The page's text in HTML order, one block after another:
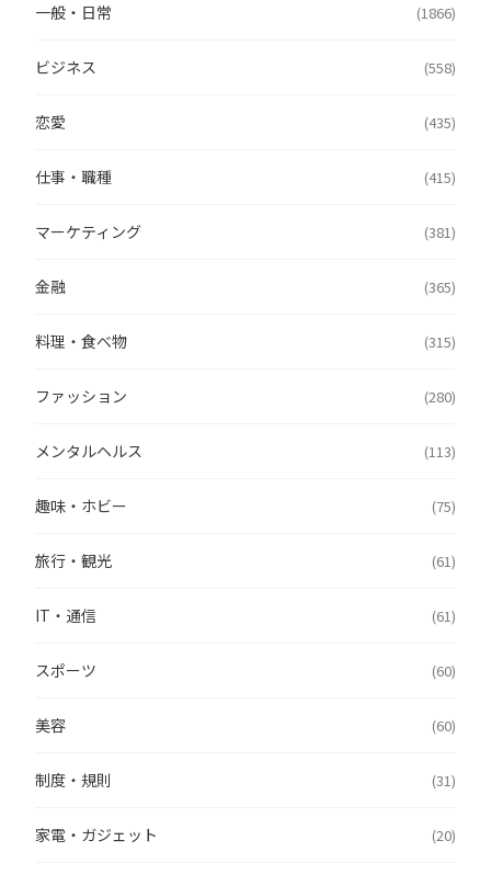
一般・日常
(1866)
ビジネス (558)
恋愛 (435)
仕事・職種 (415)
マーケティング (381)
金融 (365)
料理・食べ物 (315)
ファッション (280)
メンタルヘルス (113)
趣味・ホビー (75)
旅行・観光 (61)
IT・通信 (61)
スポーツ (60)
美容 (60)
制度・規則 (31)
家電・ガジェット (20)